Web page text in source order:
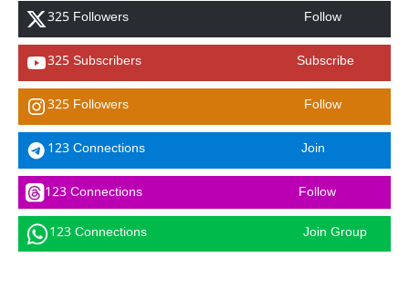
325 Followers Follow
325 Subscribers Subscribe
325 Followers Follow
123 Connections Join
123 Connections Follow
123 Connections Join Group